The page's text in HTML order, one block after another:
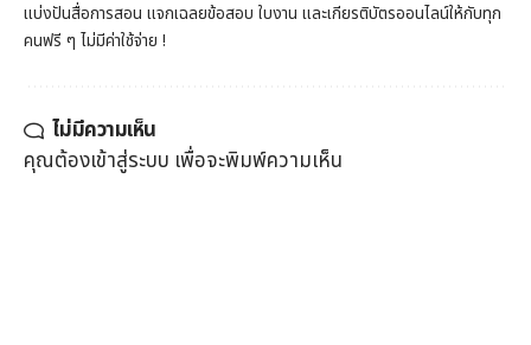
แบ่งปันสื่อการสอน แจกเฉลยข้อสอบ ใบงาน และเกียรติบัตรออนไลน์ให้กับทุก
คนฟรี ๆ ไม่มีค่าใช้จ่าย !
ไม่มีความเห็น
คุณต้องเข้าสู่ระบบ เพื่อจะพิมพ์ความเห็น